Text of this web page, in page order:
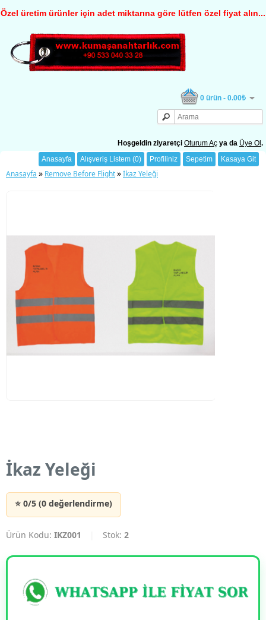
Özel üretim ürünler için adet miktarına göre lütfen özel fiyat alın...
0 ürün - 0.00₺
Hoşgeldin ziyaretçi Oturum Aç ya da Üye Ol .
Anasayfa
Alışveriş Listem (0) Profiliniz Sepetim Kasaya Git
Anasayfa » Remove Before Flight»İkaz Yeleği
İkaz Yeleği
⭐ 0/5 (0 değerlendirme)
Ürün Kodu: IKZ001 Stok: 2